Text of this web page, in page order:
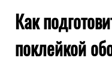
Как
поклейкой